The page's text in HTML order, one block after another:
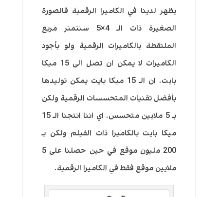
يظهر لدينا في الكاميرا الرقمية فالصورة
الصغيرة ذات الـ 4×5 سنتمتر مربع
الملتقطة بالكاميرات الرقمية ولو بأجود
الكاميرات لا يمكن ان تصل الى 15 ميكا
بايت. ان الـ 15 ميكا بايت يمكن توليدها
بأفضل تقنيات المتحسسات الرقمية ولكن
بـ 5 ملايين متحسس. اي اننا انتجنا الـ 15
ميكا بايت بالكاميرا ذات الفيلم ولكن بـ
200 مليون موقع في حين حصلنا على 5
ملايين موقع فقط في الكاميرا الرقمية.